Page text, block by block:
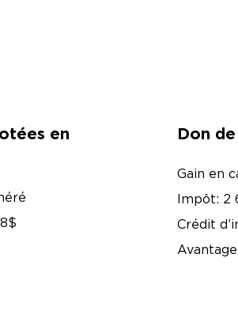
en
Don
Gain en
Impôt: 2
Crédit